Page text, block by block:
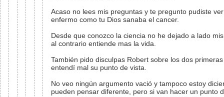
Acaso no lees mis preguntas y te pregunto pudiste
enfermo como tu Dios sanaba el cancer.
Desde que conozco la ciencia no he dejado a lado
al contrario entiende mas la vida.
También pido disculpas Robert sobre los dos
entendí mal su punto de vista.
No veo ningún argumento vació y tampoco estoy
pueden pensar diferente, pero si van hacer un punto